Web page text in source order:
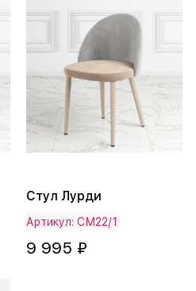
Стул Лурди
Артикул: СМ22/1
9 995 ₽